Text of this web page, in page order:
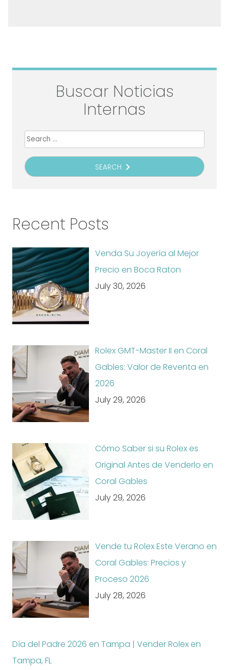
Buscar Noticias
Internas
Search
for:
SEARCH navigate_next
Recent Posts
Venda Su Joyería al Mejor
Precio en Boca Raton
July 30, 2026
Rolex GMT-Master II en Coral
Gables: Valor de Reventa en
2026
July 29, 2026
Cómo Saber si su Rolex es
Original Antes de Venderlo en
Coral Gables
July 29, 2026
Vende tu Rolex Este Verano en
Coral Gables: Precios y
Proceso 2026
July 28, 2026
Día del Padre 2026 en Tampa | Vender Rolex en
Tampa, FL